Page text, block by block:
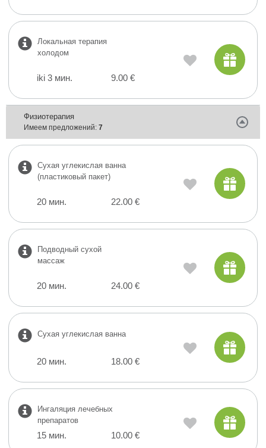
Локальная терапия
холодом
iki 3 мин. 9.00 €
Физиотерапия
Имеем предложений: 7
Сухая углекислая ванна
(пластиковый пакет)
20 мин. 22.00 €
Подводный сухой
массаж
20 мин. 24.00 €
Сухая углекислая ванна
20 мин. 18.00 €
Ингаляция лечебных
препаратов
15 мин. 10.00 €